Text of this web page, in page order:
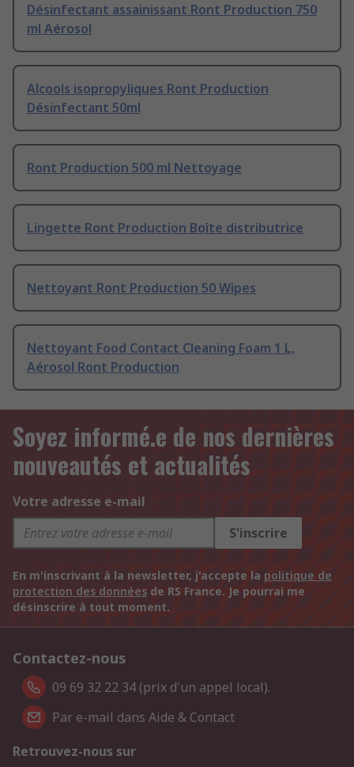
Désinfectant assainissant Ront Production 750
ml Aérosol
Alcools isopropyliques Ront Production
Désinfectant 50ml
Ront Production 500 ml Nettoyage
Lingette Ront Production Boîte distributrice
Nettoyant Ront Production 50 Wipes
Nettoyant Food Contact Cleaning Foam 1 L,
Aérosol Ront Production
Soyez informé.e de nos dernières
nouveautés et actualités
Votre adresse e-mail
S'inscrire
En m'inscrivant à la newsletter, j'accepte la politique de
protection des données de RS France. Je pourrai me
désinscrire à tout moment.
Contactez-nous
09 69 32 22 34 (prix d'un appel local).
Par e-mail dans Aide & Contact
Retrouvez-nous sur